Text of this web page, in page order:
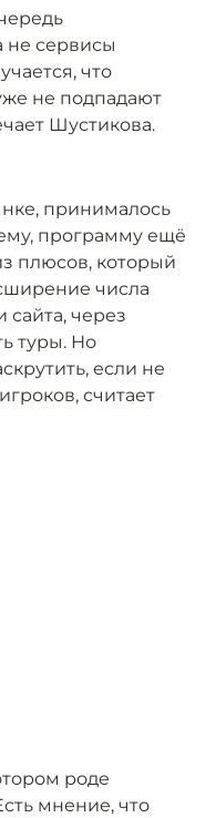
сервисы
что
не подпадают
Шустикова.
принималось
программу ещё
плюсов, который
числа
сайта, через
туры. Но
если не
считает
роде
мнение, что